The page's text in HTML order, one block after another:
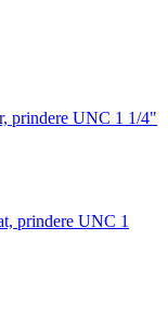
prindere UNC 1 1/4"
prindere UNC 1